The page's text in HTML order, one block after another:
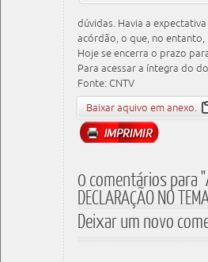
dúvidas. Havia a
acórdão, o que, no entanto,
Hoje se encerra o prazo
Para acessar a íntegra do
Fonte: CNTV
Baixar aquivo em anexo.
0 comentários para
DECLARAÇÃO NO
Deixar um novo